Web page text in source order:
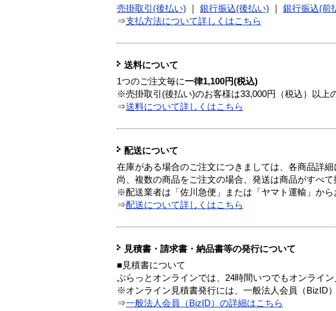
売掛取引(後払い) 銀行振込(後払い) 銀行振込(前
⇒支払方法について詳しくはこちら
送料について
1つのご注文毎に一律1,100円(税込)
※売掛取引(後払い)のお客様は33,000円（税込）以上
⇒送料について詳しくはこちら
配送について
在庫がある場合のご注文につきましては、各商品詳
尚、複数の商品をご注文の場合、発送は商品がすべて
※配送業者は「佐川急便」または「ヤマト運輸」から
⇒配送について詳しくはこちら
見積書・請求書・納品書等の発行について
■見積書について
ぷらっとオンラインでは、24時間いつでもオンライ
※オンライン見積書発行には、一般法人会員（BizID
⇒一般法人会員（BizID）の詳細はこちら